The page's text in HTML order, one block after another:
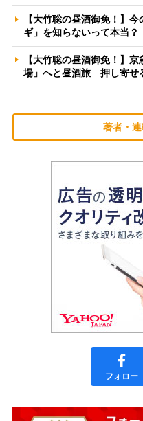
【大竹聡の昼酒御免！】
ギ」を知らないって本当
【大竹聡の昼酒御免！】
場」へと昼酒旅 押し寄せ
著者・
フォロー